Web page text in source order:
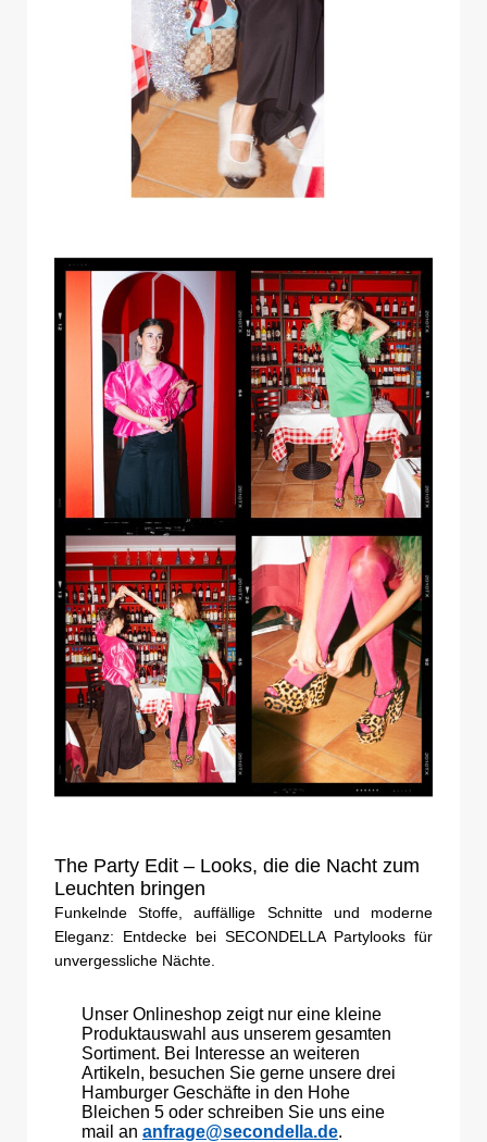
The Party Edit – Looks, die die Nacht zum
Leuchten bringen
Funkelnde Stoffe, auffällige Schnitte und moderne
Eleganz: Entdecke bei SECONDELLA Partylooks für
unvergessliche Nächte.
Unser Onlineshop zeigt nur eine kleine
Produktauswahl aus unserem gesamten
Sortiment. Bei Interesse an weiteren
Artikeln, besuchen Sie gerne unsere drei
Hamburger Geschäfte in den Hohe
Bleichen 5 oder schreiben Sie uns eine
mail an anfrage@secondella.de.